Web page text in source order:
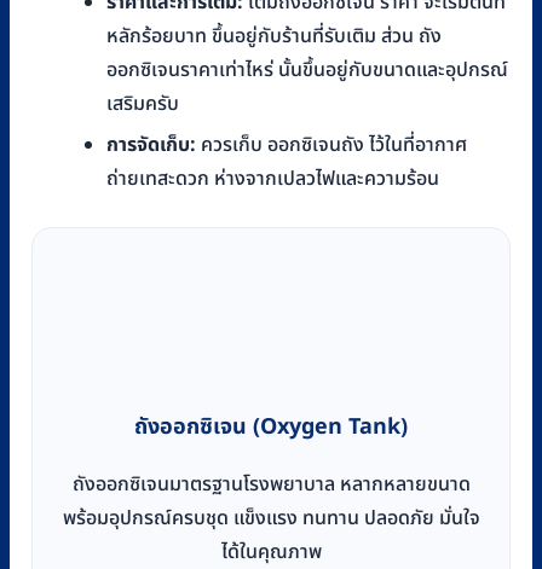
หลักร้อยบาท ขึ้นอยู่กับร้านที่รับเติม ส่วน ถัง
ออกซิเจนราคาเท่าไหร่ นั้นขึ้นอยู่กับขนาดและอุปกรณ์
เสริมครับ
การจัดเก็บ: ควรเก็บ ออกซิเจนถัง ไว้ในที่อากาศ
ถ่ายเทสะดวก ห่างจากเปลวไฟและความร้อน
ถังออกซิเจน (Oxygen Tank)
ถังออกซิเจนมาตรฐานโรงพยาบาล หลากหลายขนาด
พร้อมอุปกรณ์ครบชุด แข็งแรง ทนทาน ปลอดภัย มั่นใจ
ได้ในคุณภาพ